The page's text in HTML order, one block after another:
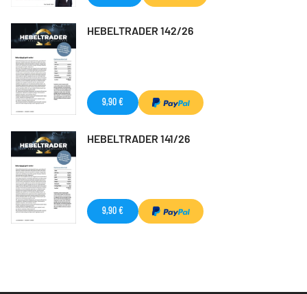
HEBELTRADER 142/26
9,90 €
HEBELTRADER 141/26
9,90 €